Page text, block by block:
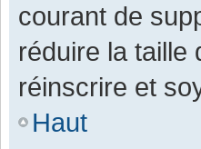
courant de
réduire la taille
réinscrire et
Haut